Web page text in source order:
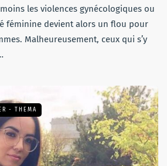
les violences gynécologiques ou
féminine devient alors un flou pour
Malheureusement, ceux qui s’y
- THEMA